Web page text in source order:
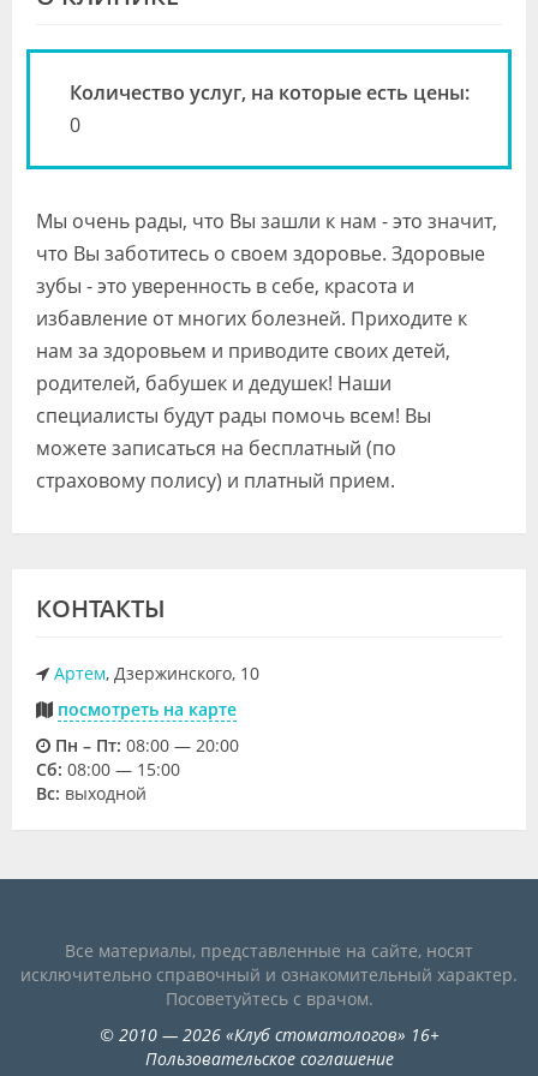
Клиники
Специалисты
Галерея
Блоги
Лаборатории
Количество услуг, на которые есть цены:
0
Мы очень рады, что Вы зашли к нам - это значит,
что Вы заботитесь о своем здоровье. Здоровые
зубы - это уверенность в себе, красота и
избавление от многих болезней. Приходите к
нам за здоровьем и приводите своих детей,
родителей, бабушек и дедушек! Наши
специалисты будут рады помочь всем! Вы
можете записаться на бесплатный (по
страховому полису) и платный прием.
КОНТАКТЫ
Артем, Дзержинского, 10
посмотреть на карте
Пн – Пт: 08:00 — 20:00
Cб: 08:00 — 15:00
Вс: выходной
Все материалы, представленные на сайте, носят
исключительно справочный и ознакомительный характер.
Посоветуйтесь с врачом.
© 2010— 2026«Клуб стоматологов» 16+
Пользовательское соглашение